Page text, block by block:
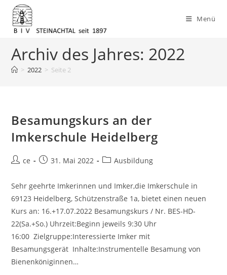
Inhalt
springen
Menü
Archiv des Jahres: 2022
> 2022 > Seite 2
Besamungskurs an der
Imkerschule Heidelberg
Beitrags-
ce
Beitrag31. Mai 2022
Beitrags-
Ausbildung
Sehr geehrte Imkerinnen und Imker,die Imkerschule in
69123 Heidelberg, Schützenstraße 1a, bietet einen neuen
Kurs an: 16.+17.07.2022 Besamungskurs / Nr. BES-HD-
22(Sa.+So.) Uhrzeit:Beginn jeweils 9:30 Uhr
16:00 Zielgruppe:Interessierte Imker mit
Besamungsgerät Inhalte:Instrumentelle Besamung von
Bienenköniginnen…